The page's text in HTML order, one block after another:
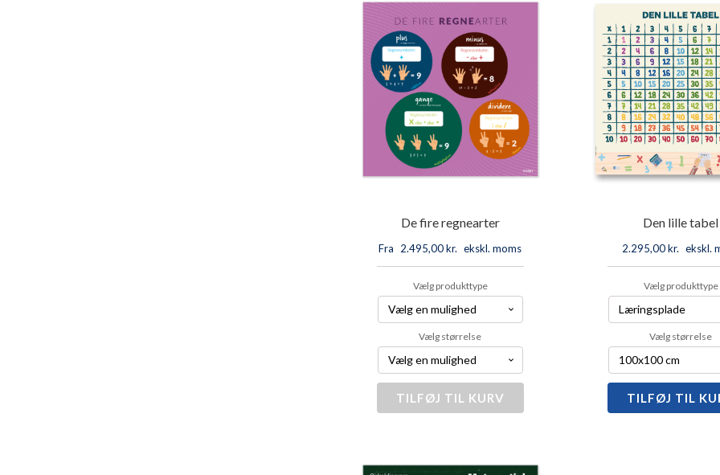
De fire regnearter
Fra 2.495,00kr. ekskl. moms
Vælg produkttype
Vælg størrelse
De
fire
TILFØJ TIL KURV
Den lille tabel
2.295,00kr. ekskl.
Vælg produkttype
Vælg størrelse
Den
lille
TILFØJ TIL